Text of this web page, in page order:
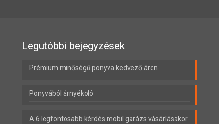
Legutóbbi bejegyzések
Prémium minőségű ponyva kedvező áron
Ponyvából árnyékoló
A 6 legfontosabb kérdés mobil garázs vásárlásakor